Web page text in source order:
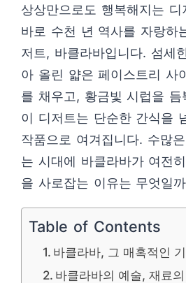
상상만으로도 행복해지는 디
바로 수천 년 역사를 자랑하
저트, 바클라바입니다. 섬세
아 올린 얇은 페이스트리 사
를 채우고, 황금빛 시럽을
이 디저트는 단순한 간식을
작품으로 여겨집니다. 수많
는 시대에 바클라바가 여전
을 사로잡는 이유는 무엇일
Table of Contents
바클라바, 그 매혹적인
바클라바의 예술, 재료